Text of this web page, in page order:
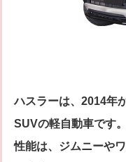
ハスラーは、2014年
SUVの軽自動車です
性能は、ジムニーや